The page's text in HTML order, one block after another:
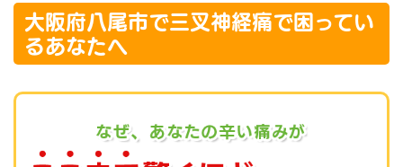
大阪府八尾市で三叉神経痛で困ってい
るあなたへ